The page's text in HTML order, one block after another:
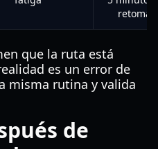
retoma
que la ruta está
es un error de
misma rutina y valida
de